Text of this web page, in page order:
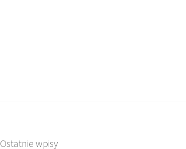
Ostatnie wpisy